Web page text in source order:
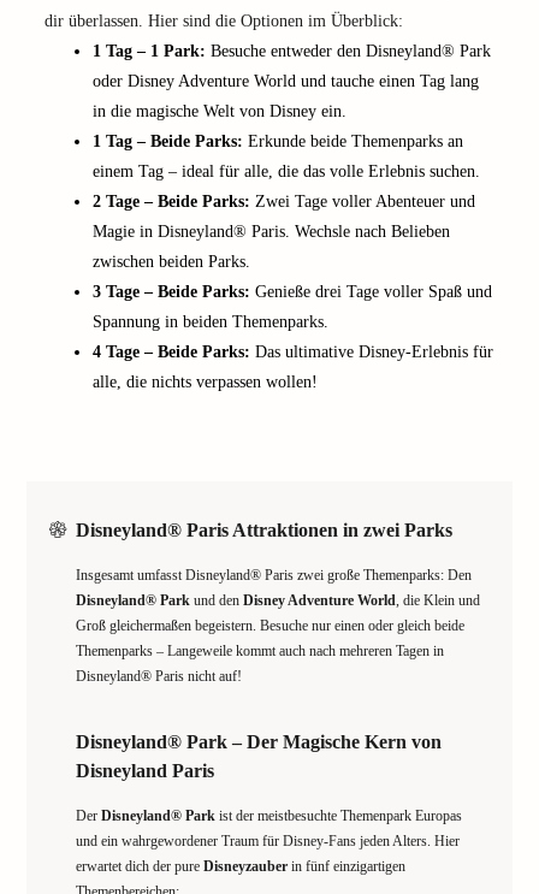
dir überlassen. Hier sind die Optionen im Überblick:
1 Tag – 1 Park: Besuche entweder den Disneyland® Park
oder Disney Adventure World und tauche einen Tag lang
in die magische Welt von Disney ein.
1 Tag – Beide Parks: Erkunde beide Themenparks an
einem Tag – ideal für alle, die das volle Erlebnis suchen.
2 Tage – Beide Parks: Zwei Tage voller Abenteuer und
Magie in Disneyland® Paris. Wechsle nach Belieben
zwischen beiden Parks.
3 Tage – Beide Parks: Genieße drei Tage voller Spaß und
Spannung in beiden Themenparks.
4 Tage – Beide Parks: Das ultimative Disney-Erlebnis für
alle, die nichts verpassen wollen!
Disneyland® Paris Attraktionen in zwei Parks
Insgesamt umfasst Disneyland® Paris zwei große Themenparks: Den
Disneyland® Park und den Disney Adventure World, die Klein und
Groß gleichermaßen begeistern. Besuche nur einen oder gleich beide
Themenparks – Langeweile kommt auch nach mehreren Tagen in
Disneyland® Paris nicht auf!
Disneyland® Park – Der Magische Kern von
Disneyland Paris
Der Disneyland® Park ist der meistbesuchte Themenpark Europas
und ein wahrgewordener Traum für Disney-Fans jeden Alters. Hier
erwartet dich der pure Disneyzauber in fünf einzigartigen